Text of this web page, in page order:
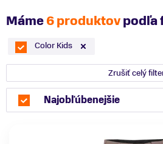
Máme6 produktovpodľa
Color Kids
Zrušiť celý
Najobľúbenejšie